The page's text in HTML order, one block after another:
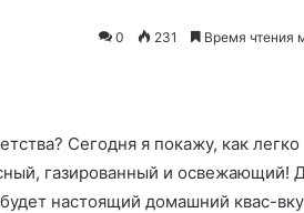
0 231 Время чтения
Сегодня я покажу, как легко
газированный и освежающий!
настоящий домашний квас-
минеральную
против,
и
вот
воду вместо
против, и вот